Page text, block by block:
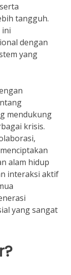
tangguh.
dengan
yang
mendukung
krisis.
alam hidup
interaksi aktif
yang sangat